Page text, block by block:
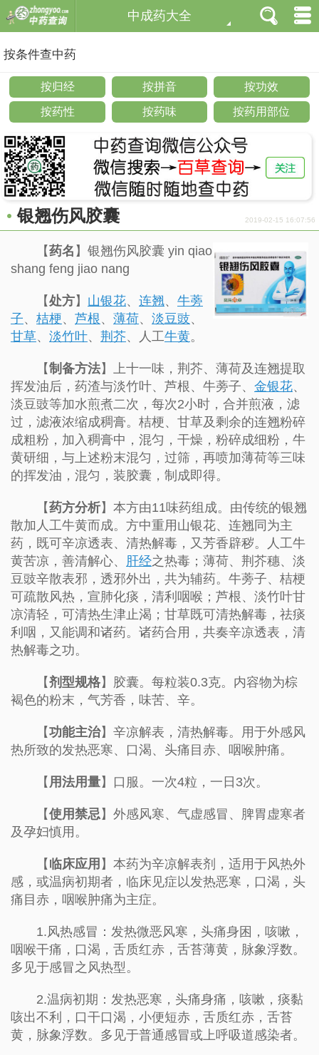
中成药大全
按条件查中药
按归经 按拼音 按功效
按药性 按药味 按药用部位
银翘伤风胶囊 2019-02-15 16:07:56
【药名 】银翘伤风胶囊 yin qiao
shang feng jiao nang
【处方】 山银花、 连翘、 牛蒡
子、 桔梗、 芦根、 薄荷、 淡豆豉、
甘草、 淡竹叶、 荆芥、人工牛黄。
【制备方法】上十一味，荆芥、薄荷及连翘提取
挥发油后，药渣与淡竹叶、芦根、牛蒡子、 金银花、
淡豆豉等加水煎煮二次，每次2小时，合并煎液，滤
过，滤液浓缩成稠膏。桔梗、甘草及剩余的连翘粉碎
成粗粉，加入稠膏中，混匀，干燥，粉碎成细粉，牛
黄研细，与上述粉末混匀，过筛，再喷加薄荷等三味
的挥发油，混匀，装胶囊，制成即得。
【药方分析】本方由11味药组成。由传统的银翘
散加人工牛黄而成。方中重用山银花、连翘同为主
药，既可辛凉透表、清热解毒，又芳香辟秽。人工牛
黄苦凉，善清解心、 肝经之热毒；薄荷、荆芥穗、淡
豆豉辛散表邪，透邪外出，共为辅药。牛蒡子、桔梗
可疏散风热，宣肺化痰，清利咽喉；芦根、淡竹叶甘
凉清轻，可清热生津止渴；甘草既可清热解毒，祛痰
利咽，又能调和诸药。诸药合用，共奏辛凉透表，清
热解毒之功。
【剂型规格】胶囊。每粒装0.3克。内容物为棕
褐色的粉末，气芳香，味苦、辛。
【功能主治】辛凉解表，清热解毒。用于外感风
热所致的发热恶寒、口渴、头痛目赤、咽喉肿痛。
【 用法用量】口服。一次4粒，一日3次。
【使用禁忌 】外感风寒、气虚感冒、脾胃虚寒者
及孕妇慎用。
【 临床应用 】本药为辛凉解表剂，适用于风热外
感，或温病初期者，临床见症以发热恶寒，口渴，头
痛目赤，咽喉肿痛为主症。
1.风热感冒：发热微恶风寒，头痛身困，咳嗽，
咽喉干痛，口渴，舌质红赤，舌苔薄黄，脉象浮数。
多见于感冒之风热型。
2.温病初期：发热恶寒，头痛身痛，咳嗽，痰黏
咳出不利，口干口渴，小便短赤，舌质红赤，舌苔
黄，脉象浮数。多见于普通感冒或上呼吸道感染者。